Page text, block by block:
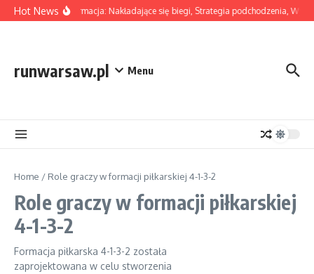
Skip to content
Hot News4-1-3-2 Formacja: Nakładające się biegi, Strategia podchodzenia,
runwarsaw.pl Menu
Home / Role graczy w formacji piłkarskiej 4-1-3-2
Role graczy w formacji piłkarskiej
4-1-3-2
Formacja piłkarska 4-1-3-2 została
zaprojektowana w celu stworzenia